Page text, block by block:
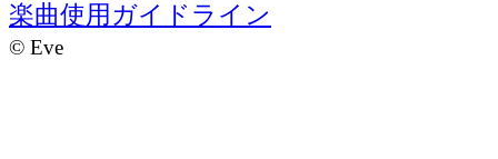
楽曲使用ガイドライン
© Eve